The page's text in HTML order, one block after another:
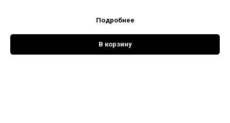
Подробнее
В корзину